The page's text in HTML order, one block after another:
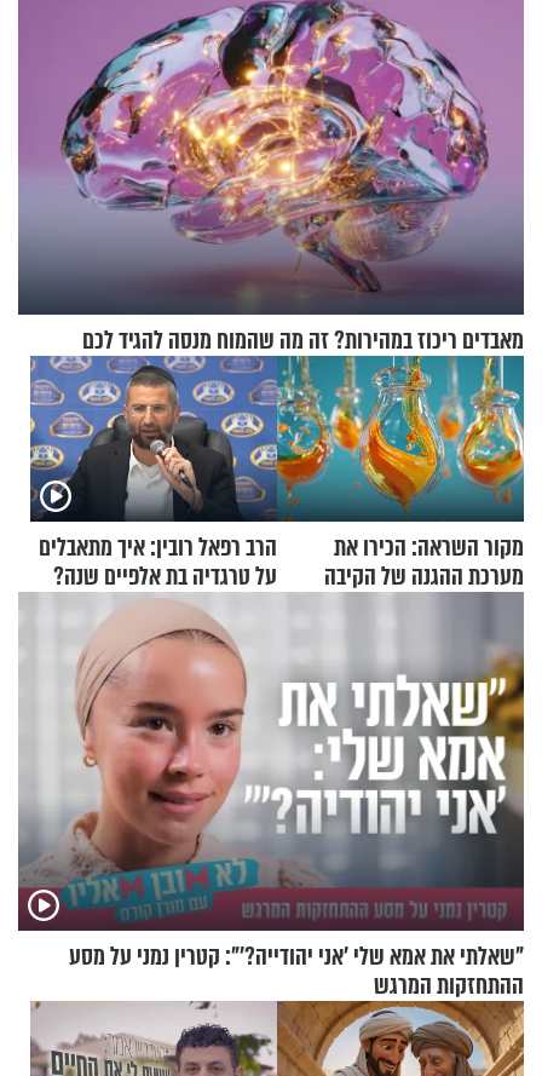
מאבדים ריכוז במהירות? זה מה שהמוח מנסה להגיד לכם
מקור השראה: הכירו את
מערכת ההגנה של הקיבה
הרב רפאל רובין: איך מתאבלים
על טרגדיה בת אלפיים שנה?
"שאלתי את אמא שלי 'אני יהודייה?'": קטרין נמני על מסע
ההתחזקות המרגש